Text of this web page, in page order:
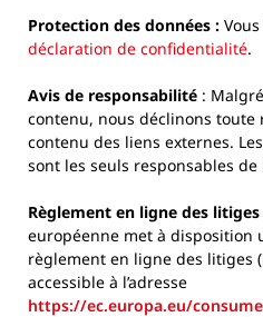
Protection des données :
déclaration de confidentialité.
Avis de responsabilité :
contenu, nous déclinons
contenu des liens externes.
sont les seuls responsables
Règlement en ligne des litiges
européenne met à disposition
règlement en ligne des litiges
accessible à l’adresse
https://ec.europa.eu/